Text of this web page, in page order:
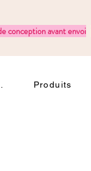
conception avant envoi
Produits